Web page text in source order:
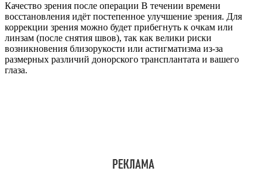
Качество зрения после операции В течении времени
восстановления идёт постепенное улучшение зрения. Для
коррекции зрения можно будет прибегнуть к очкам или
линзам (после снятия швов), так как велики риски
возникновения близорукости или астигматизма из-за
размерных различий донорского трансплантата и вашего
глаза.